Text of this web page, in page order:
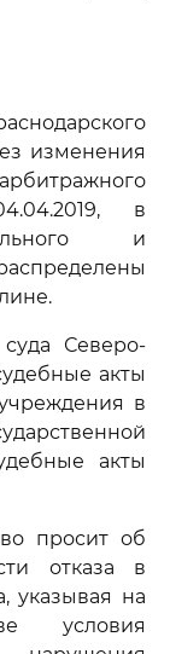
изменения
в
и
Северо-
акты
в
акты
просит об
отказа в
указывая на
условия